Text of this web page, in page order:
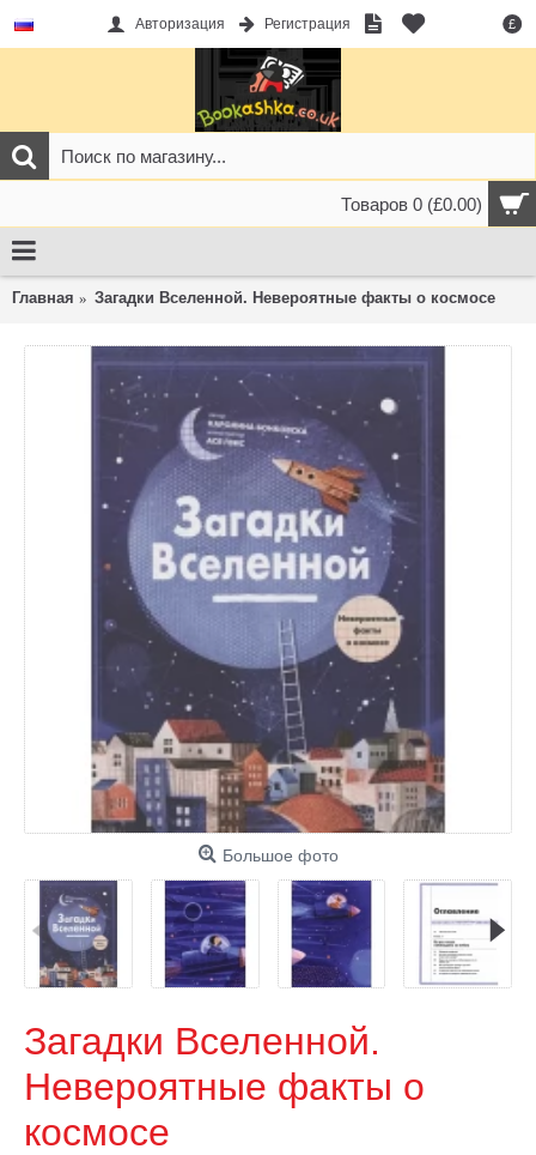
£
Авторизация Регистрация
Товаров 0 (£0.00)
Главная Загадки Вселенной. Невероятные факты о космосе
Большое фото
Загадки Вселенной.
Невероятные факты о
космосе